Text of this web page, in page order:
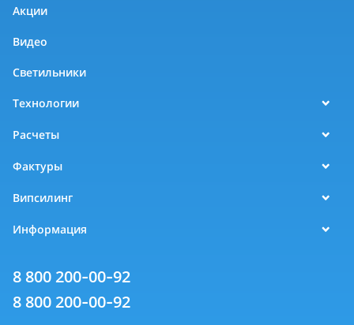
Акции
Видео
Светильники
Технологии
Расчеты
Фактуры
Випсилинг
Информация
8 800 200-00-92
8 800 200-00-92